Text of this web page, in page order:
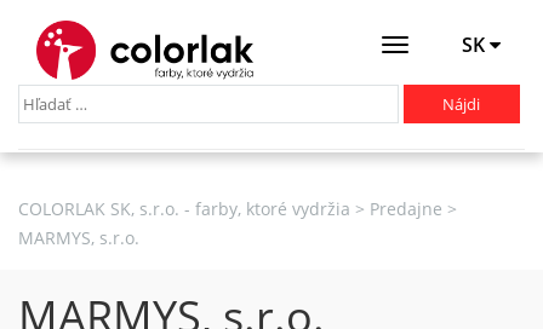
SK
Otevřít
menu
COLORLAK SK, s.r.o. - farby, ktoré vydržia > Predajne >
MARMYS, s.r.o.
MARMYS, s.r.o.